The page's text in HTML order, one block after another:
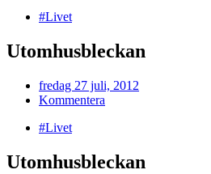
#Livet
Utomhusbleckan
fredag 27 juli, 2012
Kommentera
#Livet
Utomhusbleckan